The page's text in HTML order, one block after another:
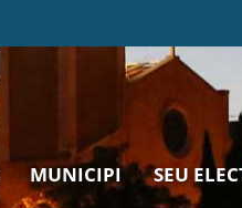
MUNICIPI SEU